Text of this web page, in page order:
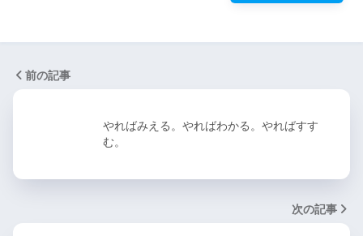
前の記事
やればみえる。やればわかる。やればすす
む。
次の記事